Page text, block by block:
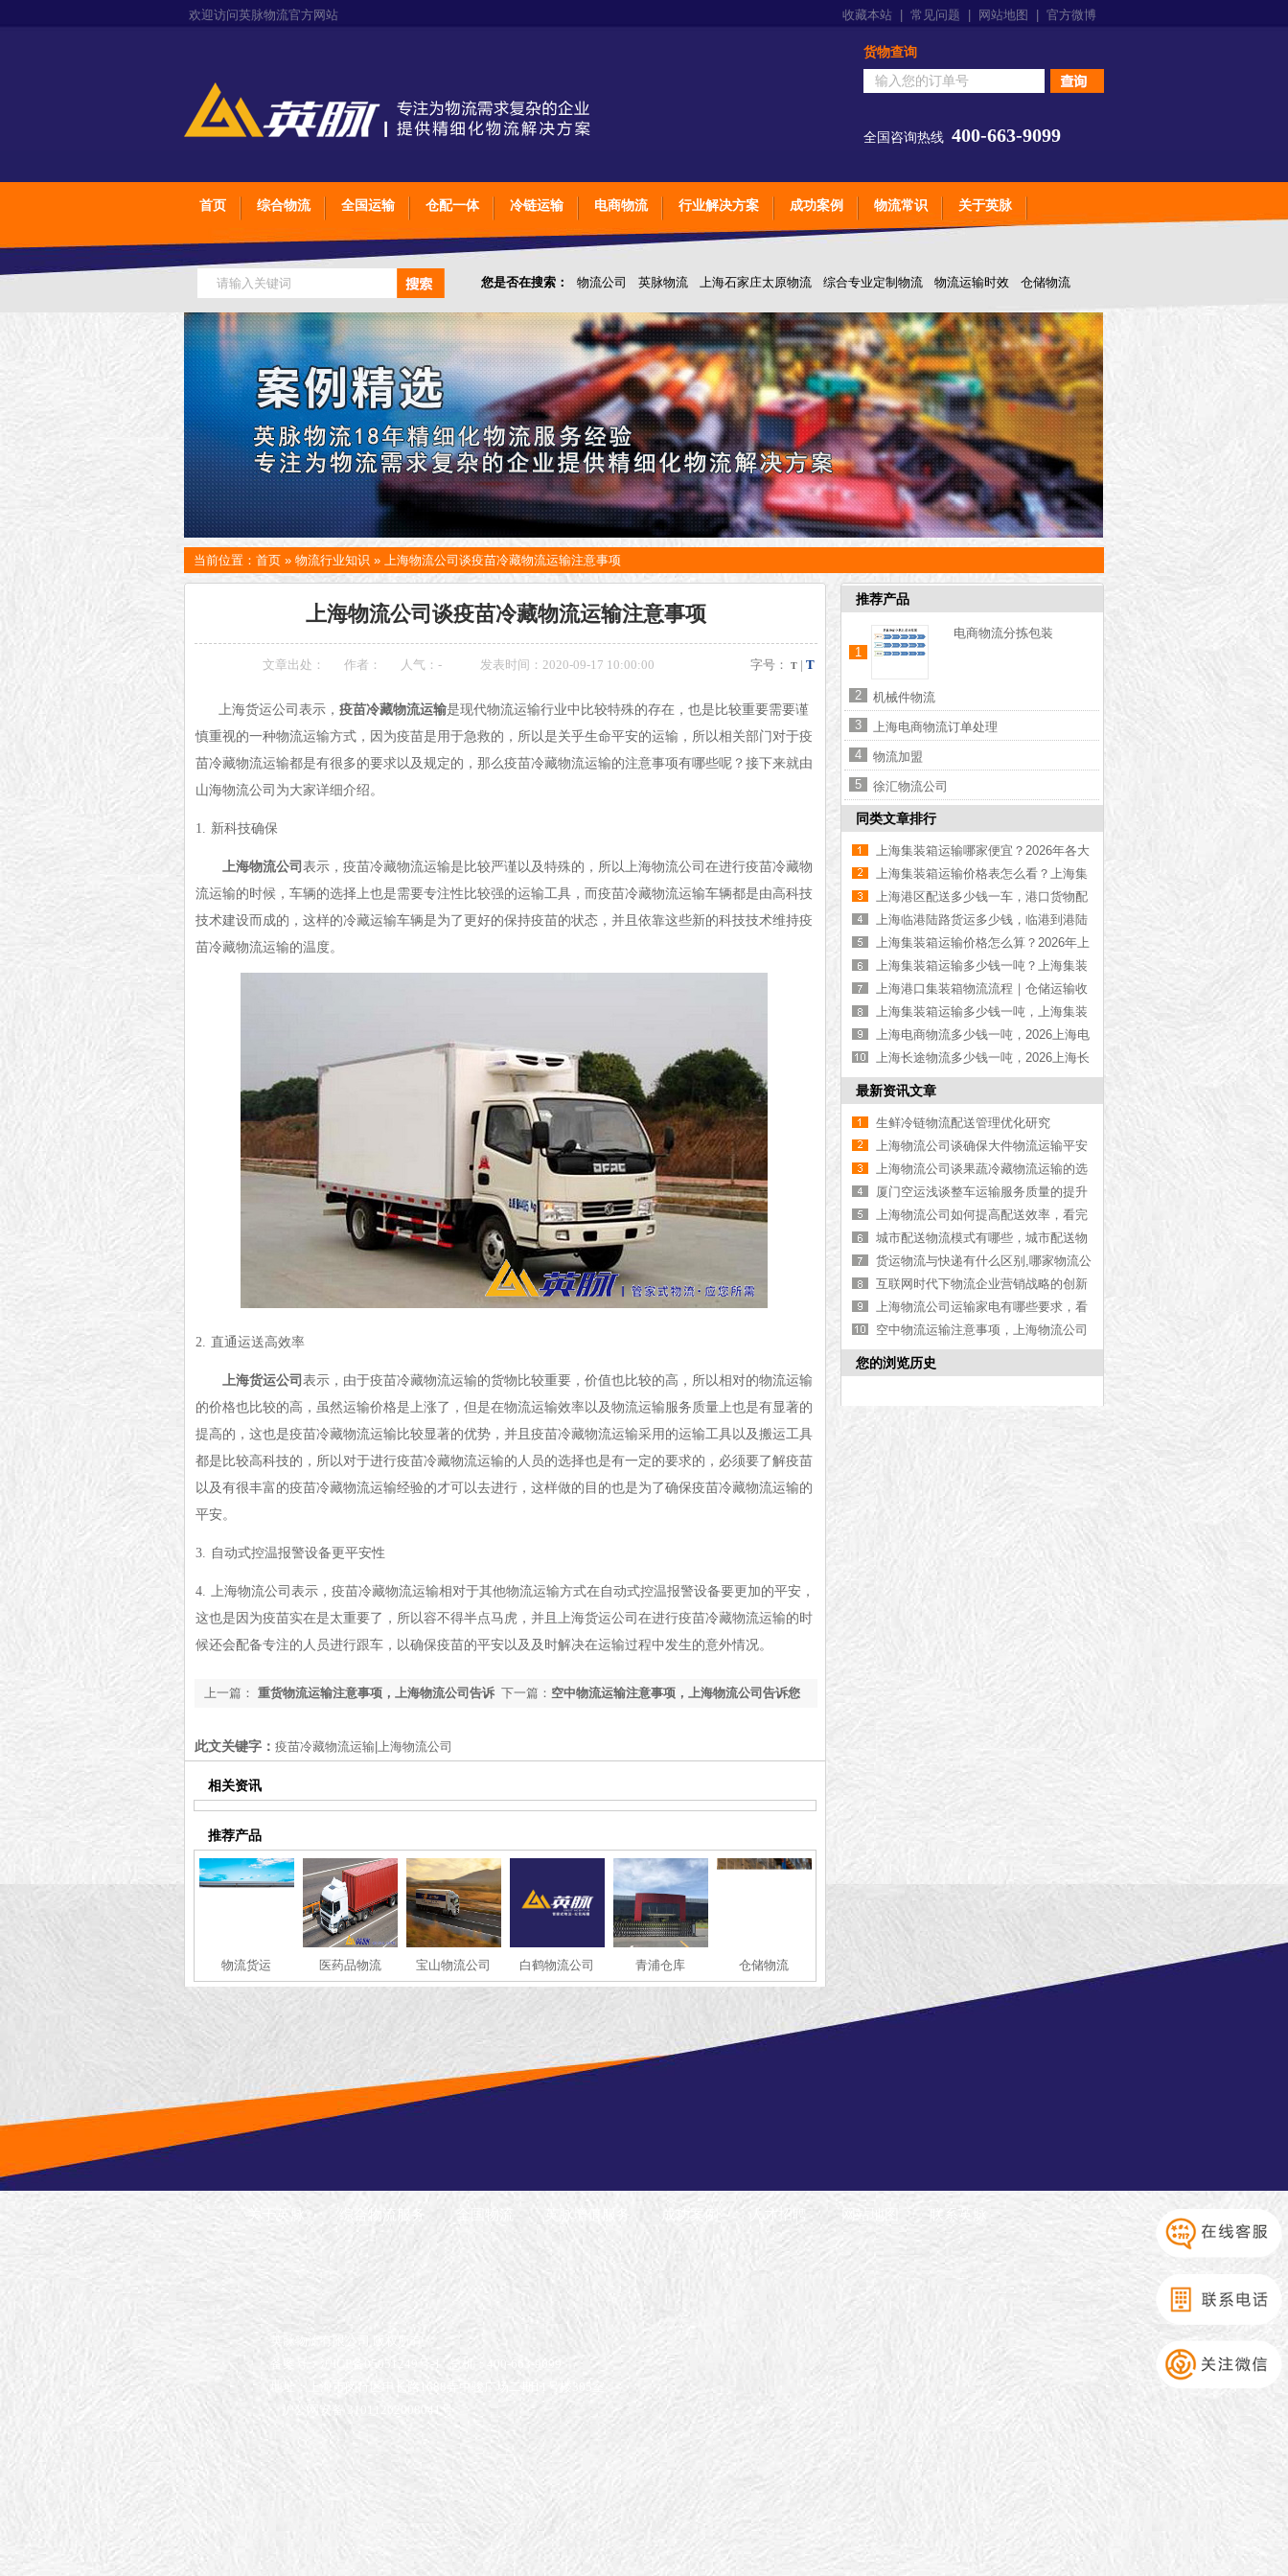
欢迎访问英脉物流官方网站 收藏本站 常见问题 网站地图 官方微博
货物查询
全国咨询热线 400-663-9099
首页 综合物流 全国运输 仓配一体 冷链运输 电商物流 行业解决方案 成功案例 物流常识 关于英脉
您是否在搜索： 物流公司 英脉物流 上海石家庄太原物流 综合专业定制物流 物流运输时效 仓储物流
仓储综合专业定制物流 上海石家庄太原综合专业定制物流
当前位置： 首页 » 物流行业知识 » 上海物流公司谈疫苗冷藏物流运输注意事项
上海物流公司谈疫苗冷藏物流运输注意事项
字号： T | T
文章出处： 作者： 人气： - 发表时间：2020-09-17 10:00:00
上海货运公司表示， 疫苗冷藏物流运输是现代物流运输行业中比较特殊的存在，也是比较重要需要谨
慎重视的一种物流运输方式，因为疫苗是用于急救的，所以是关乎生命平安的运输，所以相关部门对于疫
苗冷藏物流运输都是有很多的要求以及规定的，那么疫苗冷藏物流运输的注意事项有哪些呢？接下来就由
山海物流公司为大家详细介绍。
1. 新科技确保
上海物流公司 表示，疫苗冷藏物流运输是比较严谨以及特殊的，所以上海物流公司在进行疫苗冷藏物
流运输的时候，车辆的选择上也是需要专注性比较强的运输工具，而疫苗冷藏物流运输车辆都是由高科技
技术建设而成的，这样的冷藏运输车辆是为了更好的保持疫苗的状态，并且依靠这些新的科技技术维持疫
苗冷藏物流运输的温度。
2. 直通运送高效率
上海货运公司 表示，由于疫苗冷藏物流运输的货物比较重要，价值也比较的高，所以相对的物流运输
的价格也比较的高，虽然运输价格是上涨了，但是在物流运输效率以及物流运输服务质量上也是有显著的
提高的，这也是疫苗冷藏物流运输比较显著的优势，并且疫苗冷藏物流运输采用的运输工具以及搬运工具
都是比较高科技的，所以对于进行疫苗冷藏物流运输的人员的选择也是有一定的要求的，必须要了解疫苗
以及有很丰富的疫苗冷藏物流运输经验的才可以去进行，这样做的目的也是为了确保疫苗冷藏物流运输的
平安。
3. 自动式控温报警设备更平安性
4. 上海物流公司表示，疫苗冷藏物流运输相对于其他物流运输方式在自动式控温报警设备要更加的平安，
这也是因为疫苗实在是太重要了，所以容不得半点马虎，并且上海货运公司在进行疫苗冷藏物流运输的时
候还会配备专注的人员进行跟车，以确保疫苗的平安以及及时解决在运输过程中发生的意外情况。
下一篇： 空中物流运输注意事项，上海物流公司告诉您
上一篇： 重货物流运输注意事项，上海物流公司告诉
此文关键字： 疫苗冷藏物流运输|上海物流公司
相关资讯
推荐产品
物流货运 医药品物流 宝山物流公司 白鹤物流公司 青浦仓库 仓储物流
推荐产品
1
电商物流分拣包装
2
机械件物流
3
上海电商物流订单处理
4
物流加盟
5
徐汇物流公司
同类文章排行
上海集装箱运输哪家便宜？2026年各大
物流公司推荐【最新更新】
上海集装箱运输价格表怎么看？上海集
装箱运输价格指南【最新更新】
上海港区配送多少钱一车，港口货物配
送服务收费价格表【含最新报价】
上海临港陆路货运多少钱，临港到港陆
路运输收费标准【含价格表】
上海集装箱运输价格怎么算？2026年上
海集装箱运输价格指南【最新更新】
上海集装箱运输多少钱一吨？上海集装
箱运输价格（含价格表）
上海港口集装箱物流流程｜仓储运输收
费标准2026｜港口物流【行业百科】
上海集装箱运输多少钱一吨，上海集装
箱运输价格（含价格表）
上海电商物流多少钱一吨，2026上海电
商物流价格【含最新价格】
上海长途物流多少钱一吨，2026上海长
途物流价格【含最新价格】
最新资讯文章
生鲜冷链物流配送管理优化研究
上海物流公司谈确保大件物流运输平安
的方法
上海物流公司谈果蔬冷藏物流运输的选
择
厦门空运浅谈整车运输服务质量的提升
上海物流公司如何提高配送效率，看完
你就知道了[今日更新]
城市配送物流模式有哪些，城市配送物
流运输【实时更新】
货运物流与快递有什么区别,哪家物流公
司靠谱「行业问答」
互联网时代下物流企业营销战略的创新
路径分析
上海物流公司运输家电有哪些要求，看
完你就知道了[今日资讯]
空中物流运输注意事项，上海物流公司
告诉您
您的浏览历史
关于英脉 综合物流服务 成功案例 人才招聘 联系英脉
英脉物流有限公司 版权所有
备案号：沪ICP备05051249号-1
总机：400-663-9099
地址：上海市闵行区申长路1688弄中骏广场二期11号楼305室
沪公网安备 31011202008041号